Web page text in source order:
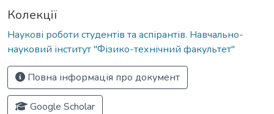
Колекції
Наукові роботи студентів та аспірантів. Навчально-
науковий інститут "Фізико-технічний факультет"
Повна інформація про документ
Google Scholar